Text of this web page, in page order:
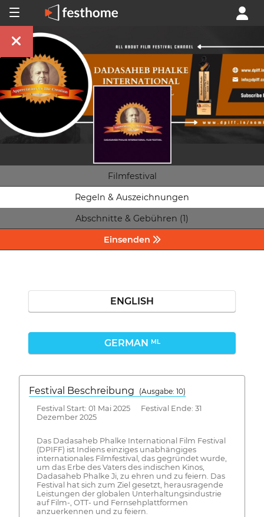
Filmfestival
Regeln & Auszeichnungen
Abschnitte & Gebühren (1)
Einsenden
ENGLISH
GERMAN ML
Festival Beschreibung
(Ausgabe: 10)
Festival Start: 01 Mai 2025 Festival Ende: 31
Dezember 2025
Das Dadasaheb Phalke International Film Festival
(DPIFF) ist Indiens einziges unabhängiges
internationales Filmfestival, das gegründet wurde,
um das Erbe des Vaters des indischen Kinos,
Dadasaheb Phalke Ji, zu ehren und zu feiern. Das
Festival hat sich zum Ziel gesetzt, herausragende
Leistungen der globalen Unterhaltungsindustrie
auf Film-, OTT- und Fernsehplattformen
anzuerkennen und zu feiern.